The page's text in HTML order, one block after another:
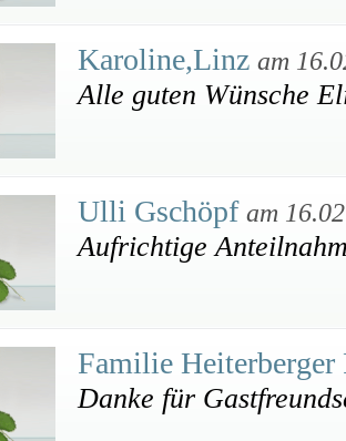
Karoline,Linz am
Alle guten Wünsche
Ulli Gschöpf am
Aufrichtige
Familie
Danke für